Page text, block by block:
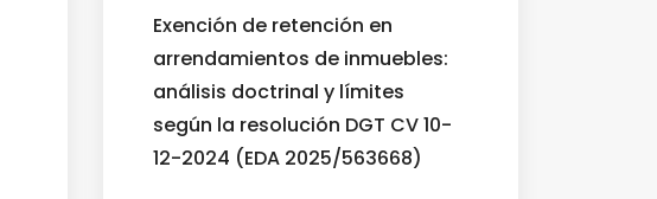
Exención de retención en
arrendamientos de inmuebles:
análisis doctrinal y límites
según la resolución DGT CV 10-
12-2024 (EDA 2025/563668)